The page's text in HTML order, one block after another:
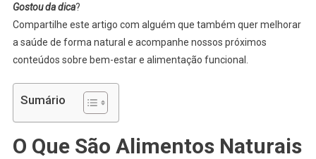
Gostou da dica?
Compartilhe este artigo com alguém que também quer melhorar
a saúde de forma natural e acompanhe nossos próximos
conteúdos sobre bem-estar e alimentação funcional.
Sumário
O Que São Alimentos Naturais